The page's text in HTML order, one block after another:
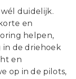
duidelijk.
en
helpen,
in de driehoek
en
op in de pilots,